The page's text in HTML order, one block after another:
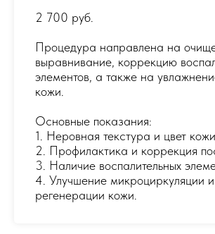
2 700 руб.
Процедура направлена на
выравнивание, коррекцию
элементов, а также на
кожи.
Основные показания:
1. Неровная текстура и цвет кожи
2. Профилактика и коррекция
3. Наличие воспалительных
4. Улучшение микроциркуляции
регенерации кожи.